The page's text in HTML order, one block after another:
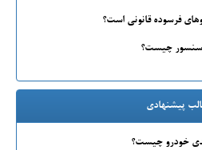
فرسوده قانونی است؟
چیست؟
پیشنهادی
خودرو چیست؟